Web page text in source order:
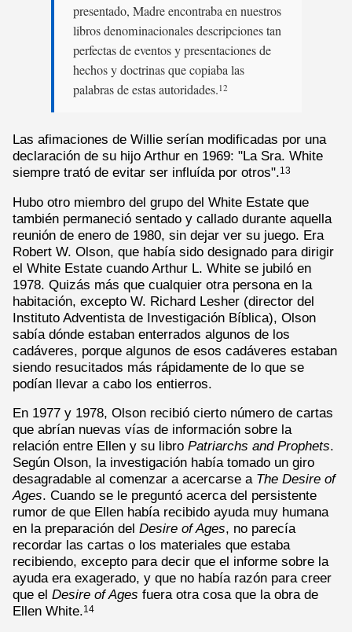
presentado, Madre encontraba en nuestros
libros denominacionales descripciones tan
perfectas de eventos y presentaciones de
hechos y doctrinas que copiaba las
palabras de estas autoridades. 12
Las afimaciones de Willie serían modificadas por una
declaración de su hijo Arthur en 1969: "La Sra. White
siempre trató de evitar ser influída por otros".13
Hubo otro miembro del grupo del White Estate que
también permaneció sentado y callado durante aquella
reunión de enero de 1980, sin dejar ver su juego. Era
Robert W. Olson, que había sido designado para dirigir
el White Estate cuando Arthur L. White se jubiló en
1978. Quizás más que cualquier otra persona en la
habitación, excepto W. Richard Lesher (director del
Instituto Adventista de Investigación Bíblica), Olson
sabía dónde estaban enterrados algunos de los
cadáveres, porque algunos de esos cadáveres estaban
siendo resucitados más rápidamente de lo que se
podían llevar a cabo los entierros.
En 1977 y 1978, Olson recibió cierto número de cartas
que abrían nuevas vías de información sobre la
relación entre Ellen y su libro Patriarchs and Prophets.
Según Olson, la investigación había tomado un giro
desagradable al comenzar a acercarse a The Desire of
Ages. Cuando se le preguntó acerca del persistente
rumor de que Ellen había recibido ayuda muy humana
en la preparación del Desire of Ages, no parecía
recordar las cartas o los materiales que estaba
recibiendo, excepto para decir que el informe sobre la
ayuda era exagerado, y que no había razón para creer
que el Desire of Ages fuera otra cosa que la obra de
Ellen White.14